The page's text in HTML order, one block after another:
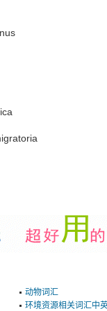
动物词汇
环境资源相关词汇中